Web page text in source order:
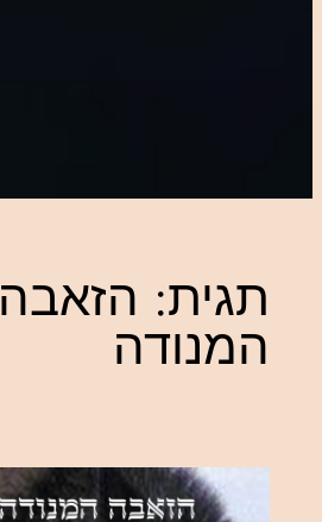
תגית: הזאבה
המנודה